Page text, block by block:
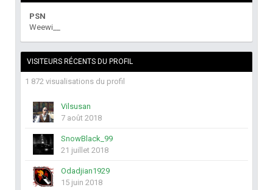
PSN
Weewi__
VISITEURS RÉCENTS DU PROFIL
1 872 visualisations du profil
Vilsusan
7 août 2018
SnowBlack_99
21 juillet 2018
Odadjian1929
15 juin 2018